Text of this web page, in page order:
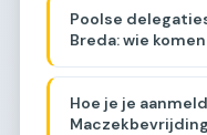
Poolse
Breda: wie
Hoe je je